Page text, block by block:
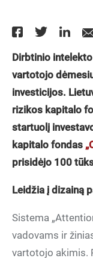
Dirbtinio
vartotojo
investicijos.
rizikos kapitalo
startuolį
kapitalo fondas
prisidėjo 100
Leidžia į dizainą
Sistema
vadovams ir
vartotojo akimis.